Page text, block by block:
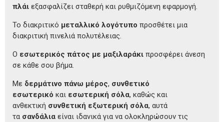
πλάι εξασφαλίζει σταθερή και ρυθμιζόμενη εφαρμογή.
Το διακριτικό μεταλλικό λογότυπο προσθέτει μια
διακριτική πινελιά πολυτέλειας.
Ο εσωτερικός πάτος με μαξιλαράκι προσφέρει άνεση
σε κάθε σου βήμα.
Με δερμάτινο πάνω μέρος, συνθετικό
εσωτερικό και εσωτερική σόλα, καθώς και
ανθεκτική συνθετική εξωτερική σόλα, αυτά
τα σανδάλια είναι ιδανικά για να ολοκληρώσουν τις